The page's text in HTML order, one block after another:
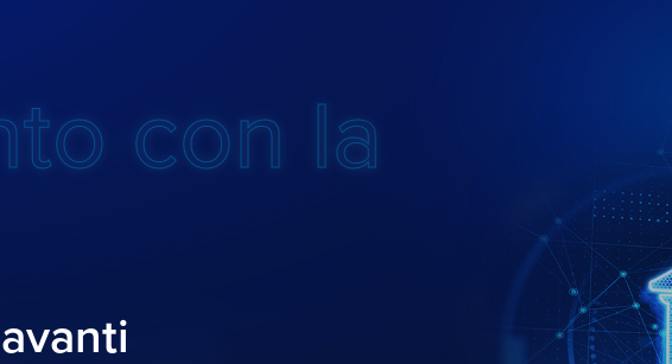
con la